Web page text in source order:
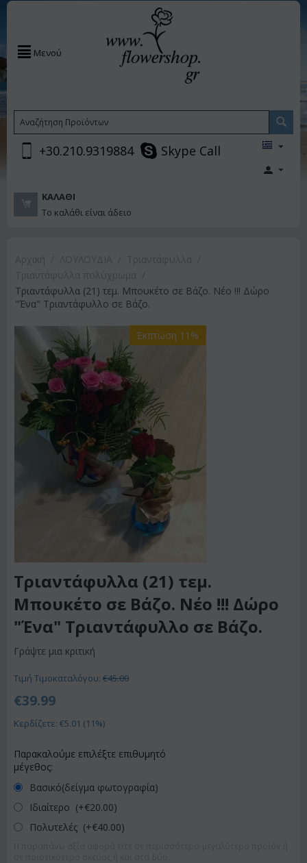
Μενού
+30.210.9319884 Skype Call
ΚΑΛΆΘΙ
Το καλάθι είναι άδειο
Τριαντάφυλλα (21) τεμ. Μπουκέτο σε Βάζο. Νέο !!! Δώρο
"Ένα" Τριαντάφυλλο σε Βάζο.
Έκπτωση 11%
Τριαντάφυλλα (21) τεμ.
Μπουκέτο σε Βάζο. Νέο !!! Δώρο
"Ένα" Τριαντάφυλλο σε Βάζο.
Γράψτε μια κριτική
Τιμή Τιμοκαταλόγου: €45.00
€39.99
Κερδίζετε: €5.01 (11%)
Παρακαλούμε επιλέξτε επιθυμητό
μέγεθος:
Βασικό(δείγμα φωτογραφία)
Ιδιαίτερο (+€20.00)
Πολυτελές (+€40.00)